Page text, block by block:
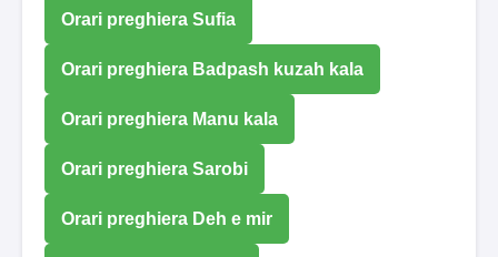
Orari preghiera Sufia
Orari preghiera Badpash kuzah kala
Orari preghiera Manu kala
Orari preghiera Sarobi
Orari preghiera Deh e mir